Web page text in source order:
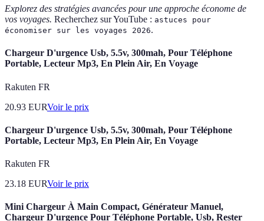
Explorez des stratégies avancées pour une approche économe de
vos voyages. Recherchez sur YouTube : astuces pour
économiser sur les voyages 2026.
Chargeur D'urgence Usb, 5.5v, 300mah, Pour Téléphone
Portable, Lecteur Mp3, En Plein Air, En Voyage
Rakuten FR
20.93 EURVoir le prix
Chargeur D'urgence Usb, 5.5v, 300mah, Pour Téléphone
Portable, Lecteur Mp3, En Plein Air, En Voyage
Rakuten FR
23.18 EURVoir le prix
Mini Chargeur À Main Compact, Générateur Manuel,
Chargeur D'urgence Pour Téléphone Portable, Usb, Rester